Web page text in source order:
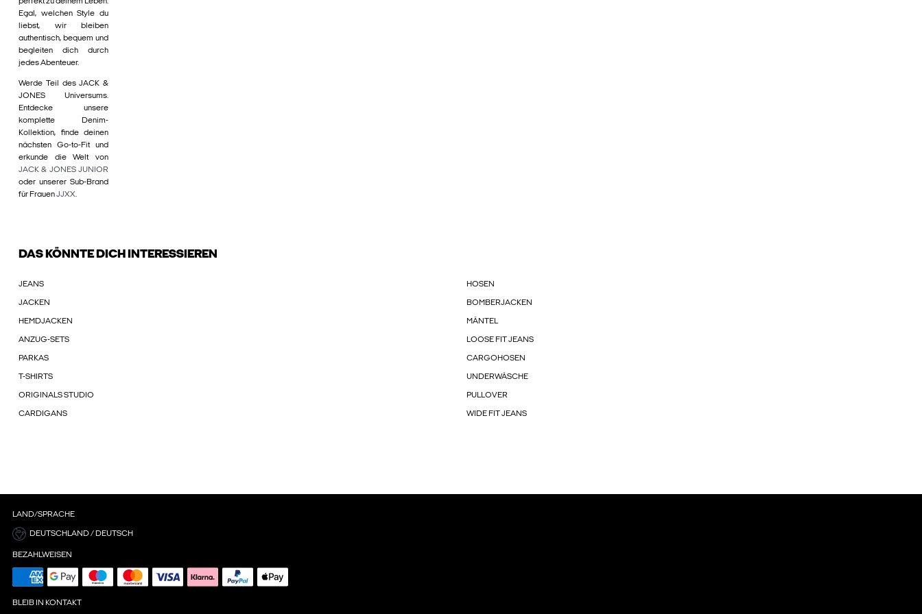
Egal, welchen Style du
liebst, wir bleiben
authentisch, bequem und
begleiten dich durch
jedes Abenteuer.
Werde Teil des JACK &
JONES Universums.
Entdecke unsere
komplette Denim-
Kollektion, finde deinen
nächsten Go-to-Fit und
erkunde die Welt von
JACK & JONES JUNIOR
oder unserer Sub-Brand
für FrauenJJXX.
DAS KÖNNTE DICH INTERESSIEREN
JEANS HOSEN
JACKEN BOMBERJACKEN
HEMDJACKEN MÄNTEL
ANZUG-SETS LOOSE FIT JEANS
PARKAS CARGOHOSEN
T-SHIRTS UNDERWÄSCHE
ORIGINALS STUDIO PULLOVER
CARDIGANS WIDE FIT JEANS
LAND/SPRACHE
DEUTSCHLAND / DEUTSCH
BEZAHLWEISEN
BLEIB IN KONTAKT